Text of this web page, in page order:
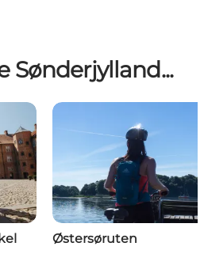
Sønderjylland...
Østersøruten